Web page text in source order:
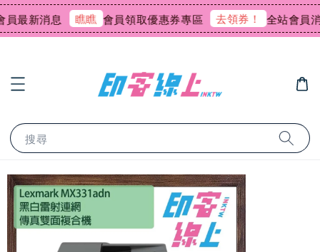
新消息 瞧瞧 會員領取優惠券專區 去領券！ 全站會員消
搜尋